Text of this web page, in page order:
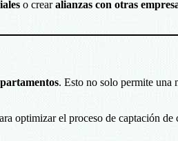
o crearalianzas con otras
. Esto no solo permite una
optimizar el proceso de captación de